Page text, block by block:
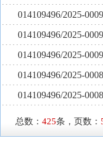
014109496/2025-
014109496/2025-
014109496/2025-
014109496/2025-
014109496/2025-
总数： 425条，页数：